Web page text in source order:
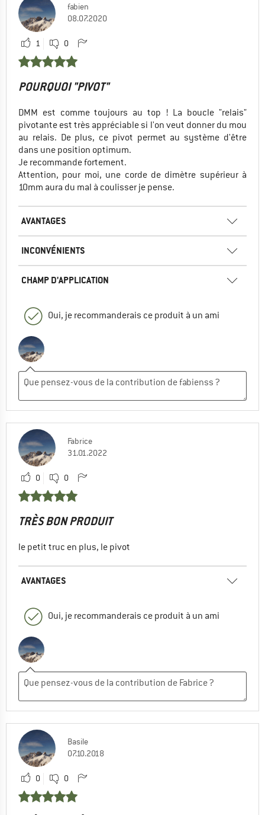
fabien
08.07.2020
1 0
POURQUOI "PIVOT"
DMM est comme toujours au top ! La boucle "relais"
pivotante est très appréciable si l'on veut donner du mou
au relais. De plus, ce pivot permet au système d'être
dans une position optimum.
Je recommande fortement.
Attention, pour moi, une corde de dimètre supérieur à
10mm aura du mal à coulisser je pense.
AVANTAGES
INCONVÉNIENTS
CHAMP D'APPLICATION
Oui, je recommanderais ce produit à un ami
Fabrice
31.01.2022
0 0
TRÈS BON PRODUIT
le petit truc en plus, le pivot
AVANTAGES
Oui, je recommanderais ce produit à un ami
Basile
07.10.2018
0 0